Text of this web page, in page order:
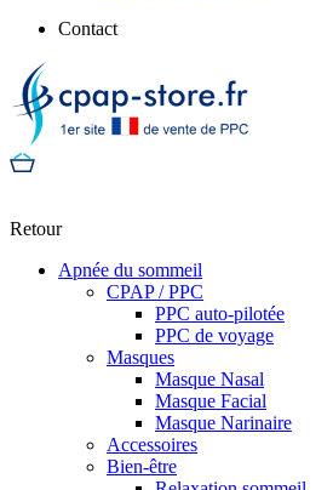
Contact
Retour
Apnée du sommeil
CPAP / PPC
PPC auto-pilotée
PPC de voyage
Masques
Masque Nasal
Masque Facial
Masque Narinaire
Accessoires
Bien-être